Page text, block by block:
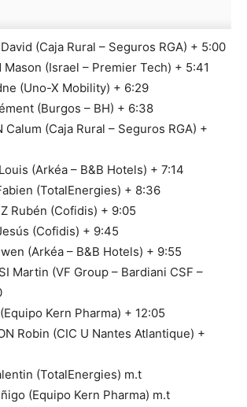
(Caja Rural – Seguros RGA) + 5:00
Mason (Israel – Premier Tech) + 5:41
(Uno-X Mobility) + 6:29
(Burgos – BH) + 6:38
Calum (Caja Rural – Seguros RGA) +
(Arkéa – B&B Hotels) + 7:14
(TotalEnergies) + 8:36
Rubén (Cofidis) + 9:05
(Cofidis) + 9:45
(Arkéa – B&B Hotels) + 9:55
Martin (VF Group – Bardiani CSF –
Kern Pharma) + 12:05
Robin (CIC U Nantes Atlantique) +
(TotalEnergies) m.t
(Equipo Kern Pharma) m.t